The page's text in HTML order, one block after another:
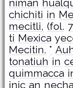
niman
chichiti in
mecitli, (fol.
ti Mexica
Mecitin. °
tonatiuh in
quimmacca
inic an